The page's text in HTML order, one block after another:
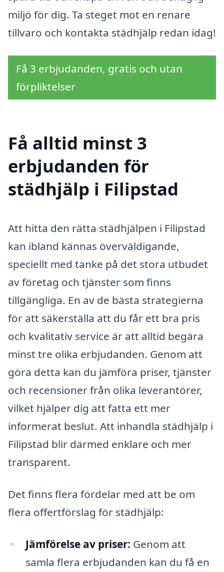
miljö för dig. Ta steget mot en renare
tillvaro och kontakta städhjälp redan idag!
Få 3 erbjudanden, gratis och utan
förpliktelser
Få alltid minst 3
erbjudanden för
städhjälp i Filipstad
Att hitta den rätta städhjälpen i Filipstad
kan ibland kännas överväldigande,
speciellt med tanke på det stora utbudet
av företag och tjänster som finns
tillgängliga. En av de bästa strategierna
för att säkerställa att du får ett bra pris
och kvalitativ service är att alltid begära
minst tre olika erbjudanden. Genom att
göra detta kan du jämföra priser, tjänster
och recensioner från olika leverantörer,
vilket hjälper dig att fatta ett mer
informerat beslut. Att inhandla städhjälp i
Filipstad blir därmed enklare och mer
transparent.
Det finns flera fördelar med att be om
flera offertförslag för städhjälp:
Jämförelse av priser: Genom att
samla flera erbjudanden kan du få en